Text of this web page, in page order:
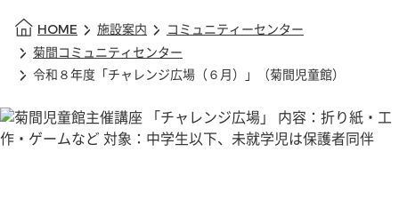
HOME 施設案内
コミュニティーセンター
菊間コミュニティセンター
令和８年度「チャレンジ広場（６月）」（菊間児童館）